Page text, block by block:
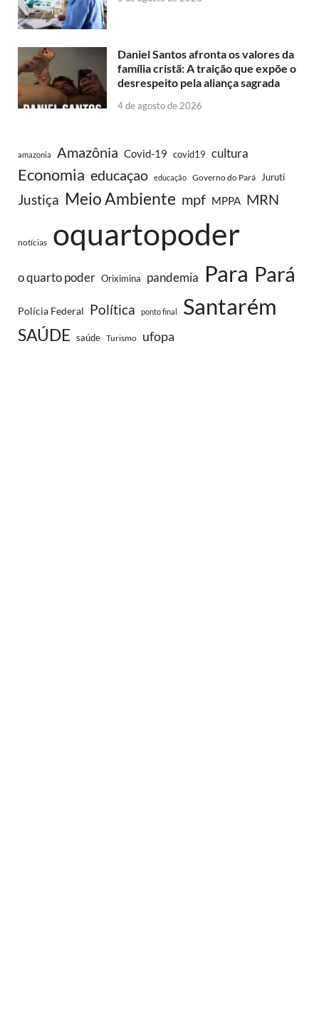
Daniel Santos afronta os valores da
família cristã: A traição que expõe o
desrespeito pela aliança sagrada
4 de agosto de 2026
amazonia Amazônia Covid-19 covid19 cultura
Economia educaçao educação Governo do Pará Juruti
Justiça Meio Ambiente mpf MPPA MRN
notícias oquartopoder
o quarto poder Oriximina pandemia Para Pará
Polícia Federal Política ponto final Santarém
SAÚDE saúde Turismo ufopa